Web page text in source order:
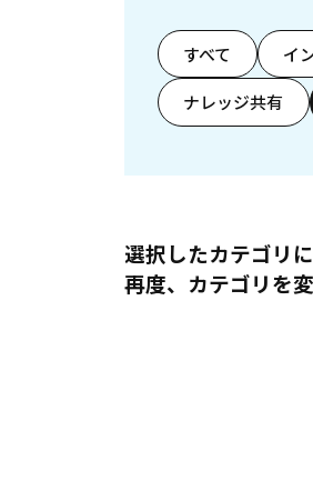
すべて イ
ナレッジ共有
選択したカテゴリ
再度、カテゴリを